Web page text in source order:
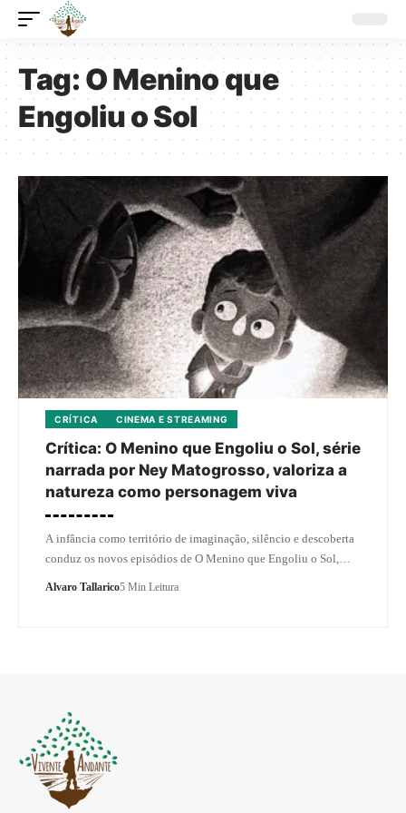
Tag:O Menino que
Engoliu o Sol
CRÍTICA CINEMA E STREAMING
Crítica: O Menino que Engoliu o Sol, série
narrada por Ney Matogrosso, valoriza a
natureza como personagem viva
A infância como território de imaginação, silêncio e descoberta
conduz os novos episódios de O Menino que Engoliu o Sol,…
Alvaro Tallarico5 Min Leitura